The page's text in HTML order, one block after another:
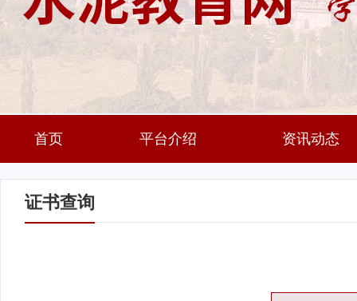
首页 平台介绍 资讯动态
证书查询